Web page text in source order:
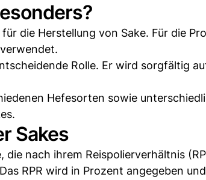
die Herstellung von Sake. Für die
Rolle. Er wird sorgfältig
Hefesorten sowie
Sakes
nach ihrem Reispolierverhältnis
RPR wird in Prozent angegeben